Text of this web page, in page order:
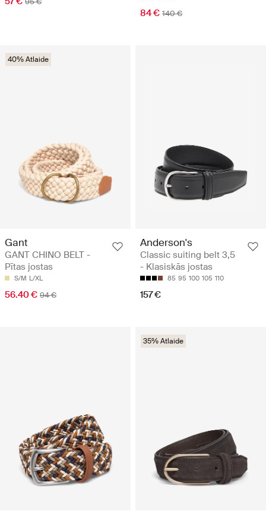
84 € 140 €
40% Atlaide
Gant
GANT CHINO BELT -
Pītas jostas
S/M L/XL
56.40 € 94 €
Anderson's
Classic suiting belt 3,5
- Klasiskās jostas
85 95 100 105 110
157 €
35% Atlaide